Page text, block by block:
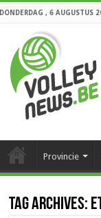
DONDERDAG , 6 AUGUSTUS
Provincie
Tag Archives: